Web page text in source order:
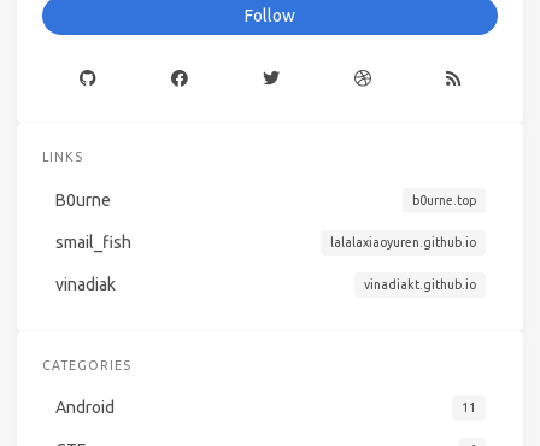
Follow
LINKS
B0urne b0urne.top
smail_fish lalalaxiaoyuren.github.io
vinadiak vinadiakt.github.io
CATEGORIES
Android 11